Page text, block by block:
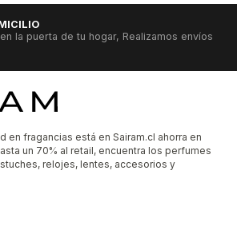
la puerta de tu hogar, Realizamos envíos
en fragancias está en Sairam.cl ahorra en
un 70% al retail, encuentra los perfumes
relojes, lentes, accesorios y